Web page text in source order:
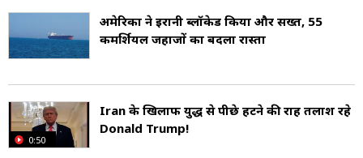
स्थित हैं.
अमेरिका की संस्कृति विविधता से भरी हुई है और इसमें
विभिन्न देशों की परंपराओं का समावेश है. हॉलीवुड फिल्म
इंडस्ट्री, पॉप संगीत, फैशन, और खेलों में अमेरिका का
महत्वपूर्ण योगदान है. प्रमुख खेलों में अमेरिकी फुटबॉल,
अमेरिका ने ईरानी ब्लॉकेड किया और सख्त, 55
कमर्शियल जहाजों का बदला रास्ता
0:50
Iran के खिलाफ युद्ध से पीछे हटने की राह तलाश रहे
Donald Trump!